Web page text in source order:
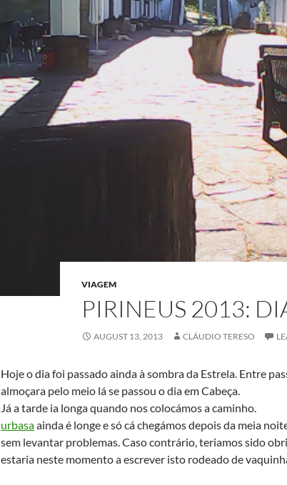
VIAGEM
PIRINEUS 2013:
AUGUST 13, 2013 CLÁUDIO TERESO
Hoje o dia foi passado ainda à sombra da Estrela. Entre
almoçara pelo meio lá se passou o dia em Cabeça.
Já a tarde ia longa quando nos colocámos a caminho.
urbasaainda é longe e só cá chegámos depois da meia
sem levantar problemas. Caso contrário, teriamos sido
estaria neste momento a escrever isto rodeado de